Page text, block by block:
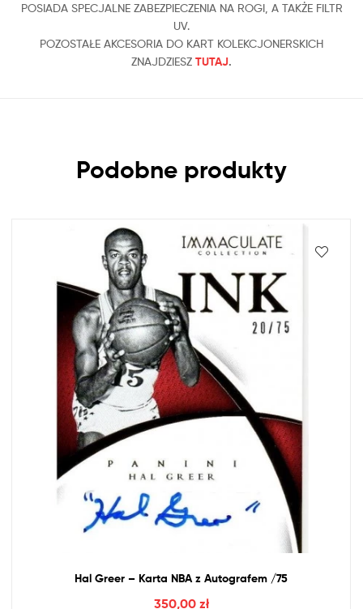
POSIADA SPECJALNE ZABEZPIECZENIA NA ROGI, A TAKŻE FILTR
UV.
POZOSTAŁE AKCESORIA DO KART KOLEKCJONERSKICH
ZNAJDZIESZ TUTAJ.
Podobne produkty
Hal Greer – Karta NBA z Autografem /75
350,00 zł